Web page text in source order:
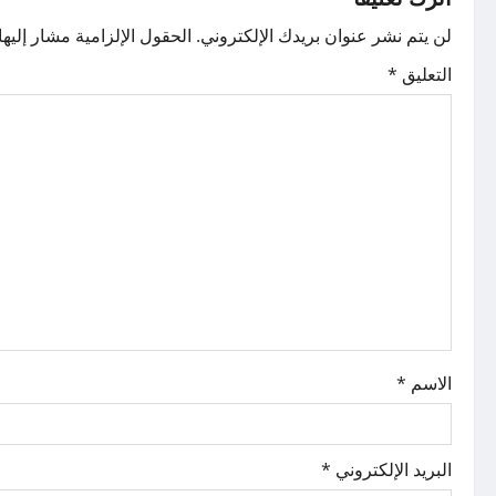
n
a
i
o
n
لن يتم نشر عنوان بريدك الإلكتروني. الحقول الإلزامية مشار
التعليق *
الاسم *
البريد الإلكتروني *